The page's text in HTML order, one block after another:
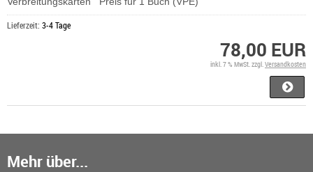
Lieferzeit: 3-4 Tage
78,00 EUR
inkl. 7 % MwSt. zzgl. Versandkosten
Mehr über...